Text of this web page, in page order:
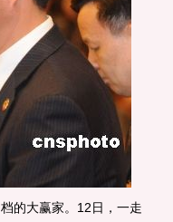
的大赢家。12日，一走